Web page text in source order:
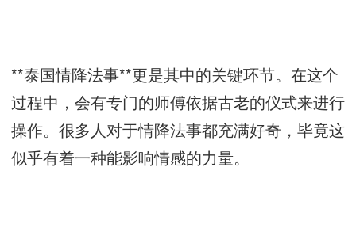
**泰国情降法事**更是其中的关键环节。在这个
过程中，会有专门的师傅依据古老的仪式来进行
操作。很多人对于情降法事都充满好奇，毕竟这
似乎有着一种能影响情感的力量。